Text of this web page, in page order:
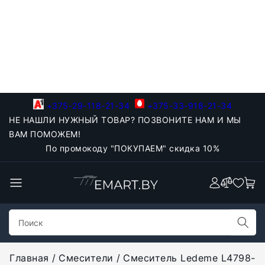
+375-29-118-21-34
+375-33-918-21-34
НЕ НАШЛИ НУЖНЫЙ ТОВАР? ПОЗВОНИТЕ НАМ И МЫ
ВАМ ПОМОЖЕМ!
По промокоду "ПОКУПАЕМ" скидка 10%
Главная Смесители Смеситель Ledeme L4798-